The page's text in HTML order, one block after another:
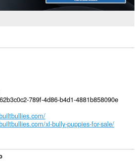
789f-4d86-b4d1-4881b858090e
xl-bully-puppies-for-sale/